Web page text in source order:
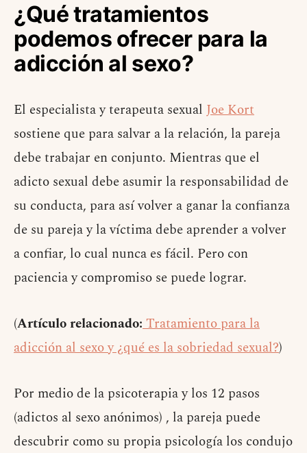
¿Qué tratamientos
podemos ofrecer para la
adicción al sexo?
El especialista y terapeuta sexual Joe Kort
sostiene que para salvar a la relación, la pareja
debe trabajar en conjunto. Mientras que el
adicto sexual debe asumir la responsabilidad de
su conducta, para así volver a ganar la confianza
de su pareja y la víctima debe aprender a volver
a confiar, lo cual nunca es fácil. Pero con
paciencia y compromiso se puede lograr.
(Artículo relacionado:Tratamiento para la
adicción al sexo y ¿qué es la sobriedad sexual?)
Por medio de la psicoterapia y los 12 pasos
(adictos al sexo anónimos) , la pareja puede
descubrir como su propia psicología los condujo